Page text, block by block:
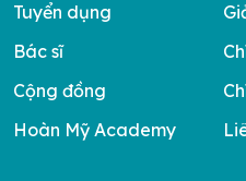
Tuyển dụng
Bác sĩ
Cộng đồng
Hoàn Mỹ Academy